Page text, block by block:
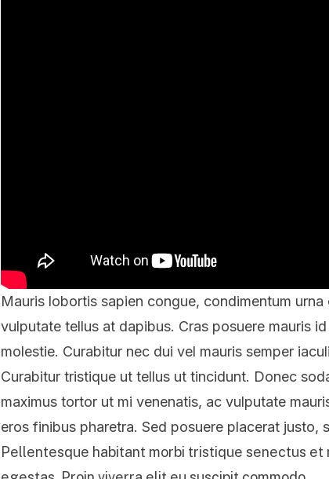
Mauris lobortis sapien congue, condimentum
vulputate tellus at dapibus. Cras posuere mauris
molestie. Curabitur nec dui vel mauris semper
Curabitur tristique ut tellus ut tincidunt. Donec
maximus tortor ut mi venenatis, ac vulputate
eros finibus pharetra. Sed posuere placerat justo,
Pellentesque habitant morbi tristique senectus